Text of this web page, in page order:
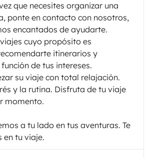
que necesites organizar una
ponte en contacto con nosotros,
encantados de ayudarte.
cuyo propósito es
itinerarios y
de tus intereses.
su viaje con total relajación.
y la rutina. Disfruta de tu viaje
momento.
a tu lado en tus aventuras. Te
en tu viaje.